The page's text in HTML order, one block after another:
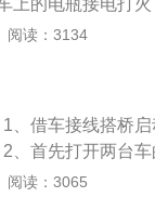
上的电瓶接电打
线的顺序不要弄
的方式，具体的方
，挂入二挡，然
速抬起离合器踏
度，新手还是不
即可启动，其原
阅读：3134
、借车接线搭桥
、首先打开两台
车的负极。同样
阅读：3065